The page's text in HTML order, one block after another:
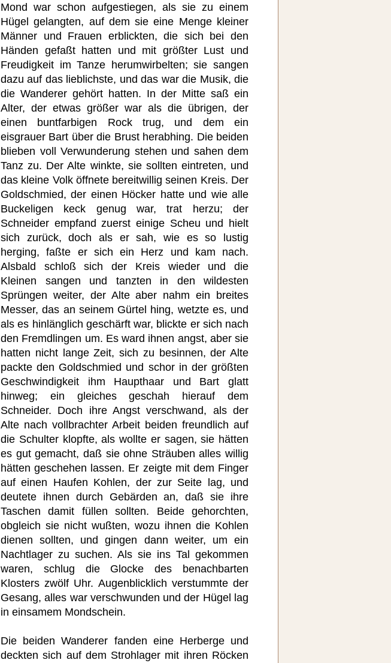
Mond war schon aufgestiegen, als sie zu einem
Hügel gelangten, auf dem sie eine Menge kleiner
Männer und Frauen erblickten, die sich bei den
Händen gefaßt hatten und mit größter Lust und
Freudigkeit im Tanze herumwirbelten; sie sangen
dazu auf das lieblichste, und das war die Musik, die
die Wanderer gehört hatten. In der Mitte saß ein
Alter, der etwas größer war als die übrigen, der
einen buntfarbigen Rock trug, und dem ein
eisgrauer Bart über die Brust herabhing. Die beiden
blieben voll Verwunderung stehen und sahen dem
Tanz zu. Der Alte winkte, sie sollten eintreten, und
das kleine Volk öffnete bereitwillig seinen Kreis. Der
Goldschmied, der einen Höcker hatte und wie alle
Buckeligen keck genug war, trat herzu; der
Schneider empfand zuerst einige Scheu und hielt
sich zurück, doch als er sah, wie es so lustig
herging, faßte er sich ein Herz und kam nach.
Alsbald schloß sich der Kreis wieder und die
Kleinen sangen und tanzten in den wildesten
Sprüngen weiter, der Alte aber nahm ein breites
Messer, das an seinem Gürtel hing, wetzte es, und
als es hinlänglich geschärft war, blickte er sich nach
den Fremdlingen um. Es ward ihnen angst, aber sie
hatten nicht lange Zeit, sich zu besinnen, der Alte
packte den Goldschmied und schor in der größten
Geschwindigkeit ihm Haupthaar und Bart glatt
hinweg; ein gleiches geschah hierauf dem
Schneider. Doch ihre Angst verschwand, als der
Alte nach vollbrachter Arbeit beiden freundlich auf
die Schulter klopfte, als wollte er sagen, sie hätten
es gut gemacht, daß sie ohne Sträuben alles willig
hätten geschehen lassen. Er zeigte mit dem Finger
auf einen Haufen Kohlen, der zur Seite lag, und
deutete ihnen durch Gebärden an, daß sie ihre
Taschen damit füllen sollten. Beide gehorchten,
obgleich sie nicht wußten, wozu ihnen die Kohlen
dienen sollten, und gingen dann weiter, um ein
Nachtlager zu suchen. Als sie ins Tal gekommen
waren, schlug die Glocke des benachbarten
Klosters zwölf Uhr. Augenblicklich verstummte der
Gesang, alles war verschwunden und der Hügel lag
in einsamem Mondschein.
Die beiden Wanderer fanden eine Herberge und
deckten sich auf dem Strohlager mit ihren Röcken